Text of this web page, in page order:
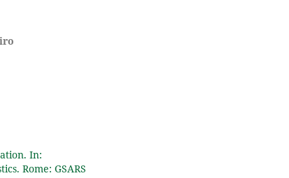
In:
Rome: GSARS